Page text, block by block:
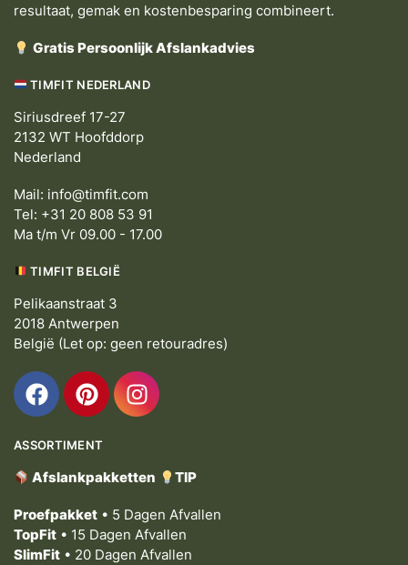
resultaat, gemak en kostenbesparing combineert.
Gratis Persoonlijk Afslankadvies
TIMFIT NEDERLAND
Siriusdreef 17-27
2132 WT Hoofddorp
Nederland
Mail: info@timfit.com
Tel: +31 20 808 53 91
Ma t/m Vr 09.00 - 17.00
TIMFIT BELGIË
Pelikaanstraat 3
2018 Antwerpen
België (Let op: geen retouradres)
ASSORTIMENT
Afslankpakketten TIP
Proefpakket • 5 Dagen Afvallen
TopFit • 15 Dagen Afvallen
SlimFit • 20 Dagen Afvallen